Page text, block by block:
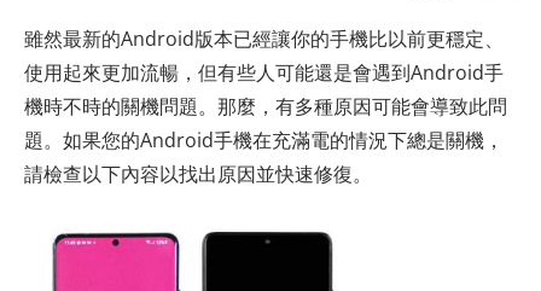
雖然最新的Android版本已經讓你的手機比以前更穩定、
使用起來更加流暢，但有些人可能還是會遇到Android手
機時不時的關機問題。那麼，有多種原因可能會導致此問
題。如果您的Android手機在充滿電的情況下總是關機，
請檢查以下內容以找出原因並快速修復。